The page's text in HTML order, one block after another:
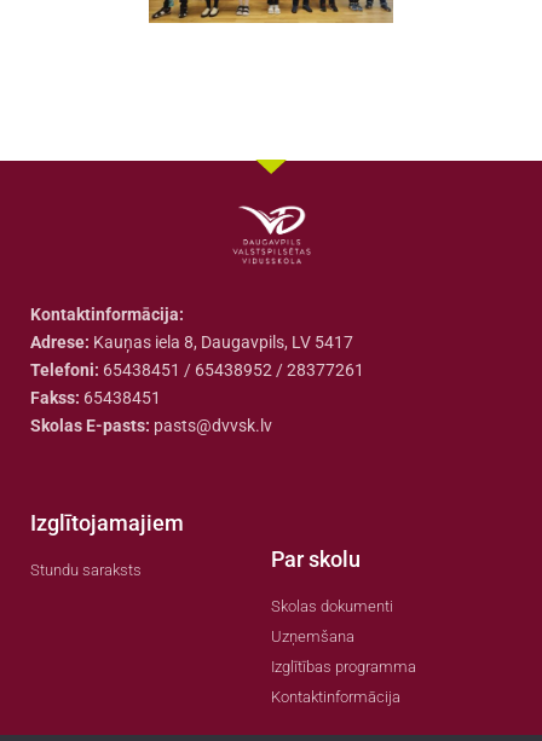
Kontaktinformācija:
Adrese: Kauņas iela 8, Daugavpils, LV 5417
Telefoni: 65438451 / 65438952 / 28377261
Fakss: 65438451
Skolas E-pasts: pasts@dvvsk.lv
Izglītojamajiem
Stundu saraksts Par skolu
Skolas dokumenti
Uzņemšana
Izglītības programma
Kontaktinformācija